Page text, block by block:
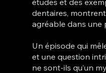
dentaires,
agréable dans une
Un épisode qui
et une question
ne sont-ils qu’un